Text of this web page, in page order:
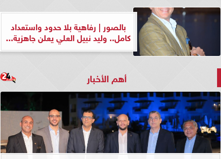
بالصور | رفاهية بلا حدود واستعداد
كامل.. وليد نبيل العلي يعلن جاهزية...
أهم الأخبار